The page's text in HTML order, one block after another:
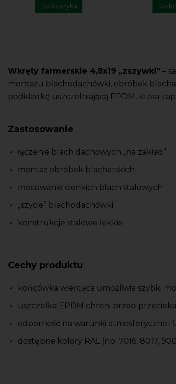
Do koszyka Do
Wkręty farmerskie 4,8x19 „zszywki” –
montażu blachodachówki, obróbek
podkładkę uszczelniającą EPDM, która
Zastosowanie
łączenie blach dachowych „na zakład”
montaż obróbek blacharskich
mocowanie cienkich blach stalowych
„szycie” blachodachówki
konstrukcje stalowe lekkie
Cechy produktu
końcówka wiercąca umożliwia szybki
uszczelka EPDM chroni przed
odporność na warunki atmosferyczne i
dostępne kolory RAL (np. 7016, 8017,